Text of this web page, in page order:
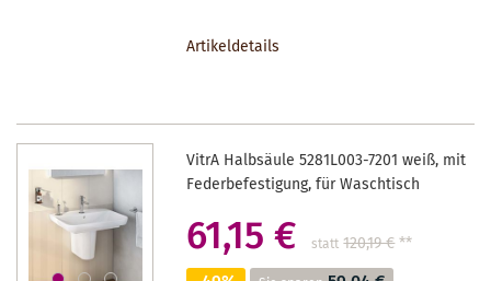
Artikeldetails
VitrA Halbsäule 5281L003-7201 weiß, mit
Federbefestigung, für Waschtisch
61,15 € statt 120,19 €**